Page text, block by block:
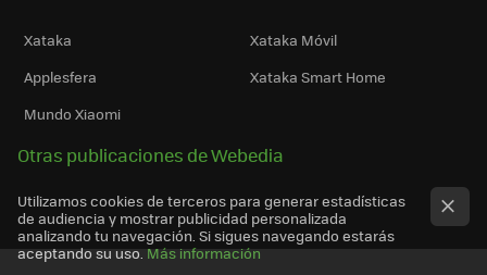
Xataka
Xataka Móvil
Applesfera
Xataka Smart Home
Mundo Xiaomi
Otras publicaciones de Webedia
Utilizamos cookies de terceros para generar estadísticas
de audiencia y mostrar publicidad personalizada
analizando tu navegación. Si sigues navegando estarás
aceptando su uso. Más información